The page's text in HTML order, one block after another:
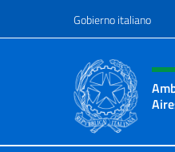
Gobierno italiano